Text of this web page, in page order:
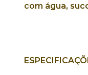
com água,